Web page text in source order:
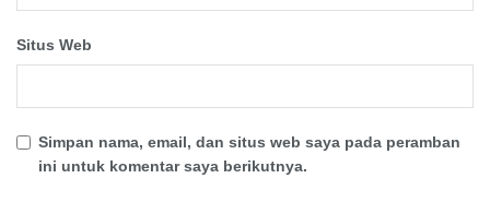
Situs Web
Simpan nama, email, dan situs web saya pada peramban
ini untuk komentar saya berikutnya.